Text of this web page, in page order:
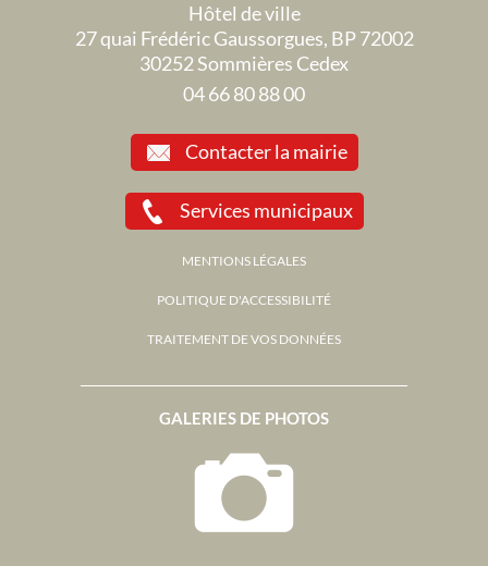
GALERIES DE PHOTOS
Hôtel de ville
27 quai Frédéric Gaussorgues, BP 72002
30252 Sommières Cedex
04 66 80 88 00
Contacter la mairie
Services municipaux
MENTIONS LÉGALES
POLITIQUE D'ACCESSIBILITÉ
TRAITEMENT DE VOS DONNÉES